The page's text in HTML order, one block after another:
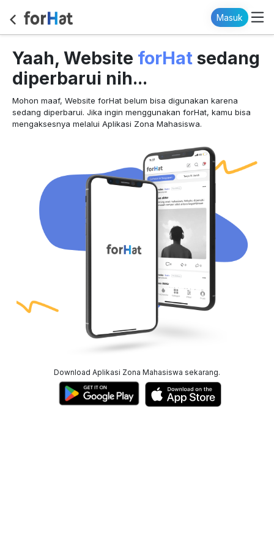
Masuk
Yaah, Website forHat sedang
diperbarui nih...
Mohon maaf, Website forHat belum bisa digunakan karena
sedang diperbarui. Jika ingin menggunakan forHat, kamu bisa
mengaksesnya melalui Aplikasi Zona Mahasiswa.
Download Aplikasi Zona Mahasiswa sekarang.